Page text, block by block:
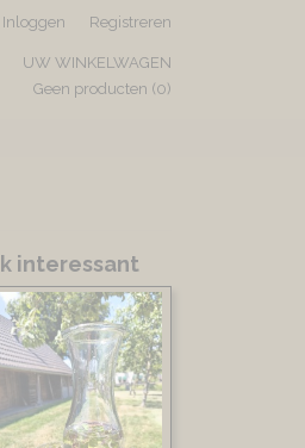
Inloggen Registreren
UW WINKELWAGEN
Geen producten (0)
interessant